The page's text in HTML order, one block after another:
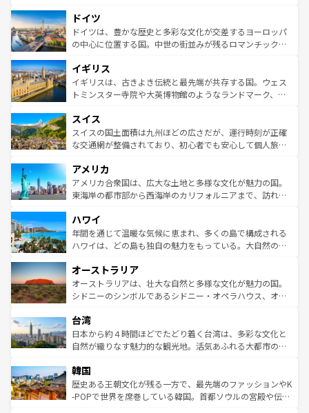
せる。地方によって風土や気候が異なるスペインはその個
性で訪れる人を魅了する。 なお、新着のスペイン情報は コ
ンテンツ一覧を参照してほしい。
で、幅広い魅力が詰まっている。華麗な宮殿、歴史的な大
聖堂、美しいビーチ、そして豊かな自然が、訪れる者を心
から魅了する。また、フランスは美食の国としても知ら
いる。シャンパンの発祥地であるランス、プロヴァンスの
香り高いラベンダー畑など、多彩な楽しみ方が可能だ。さ
らに、パリ以外の地域にも魅力が溢れており、どの街角に
れる地方に足を運ぶとそれぞれで全く異なる文化を体験で
きるだろう。 なお、新着のフランス情報はコンテンツ一覧
を参照してほしい。
ドイツ
ドイツは、豊かな歴史と多彩な文化が交差するヨーロッパ
の中心に位置する国。中世の街並みが残るロマンチック街
顔を持つこの国は、どこを歩いても飽きることがない。ベ
ルリンの文化的活気、バイエルン州のアルプスの絶景、そ
してライン川沿いのワイン畑といった風景は必見。ビール
は、お酒好きな人にはぜひ体験してほしい。 なお、新着の
ドイツ情報はコンテンツ一覧を参照してほしい。
イギリス
イギリスは、古きよき伝統と最先端が共存する国。ウェス
トミンスター寺院や大英博物館のようなランドマーク、歴
リアごとに異なる魅力がある。また、優雅なアフタヌーン
ティー、ビール好きにはたまらない英国パブ、サッカー観
戦など、本場だからこそできる体験も豊富。イギリスを旅
ンツ一覧を参照してほしい。
スイス
スイスの国土面積は九州ほどの広さだが、運行時刻が正確
な交通網が整備されており、初心者でも安心して個人旅行
の建物がそのまま残る町や、スイスならではのユニークな
博物館もあり、アルプス観光だけでなく町歩きも満喫する
ことができる。国民の所得が高いため物価も高いが、旅行
ば市内交通費無料で観光を楽しむこともできる。 なお、新
着のスイス情報はコンテンツ一覧 を参照してほしい。
アメリカ
アメリカ合衆国は、広大な土地と多様な文化が魅力の国。
東海岸の都市部から西海岸のカリフォルニアまで、訪れる
のような巨大都市は、観光、ショッピング、エンターテイ
ンメントが詰まった刺激的なスポットだ。一方、アメリカ
西部には大自然が広がり、グランドキャニオンやイエロー
部のニューオーリンズでは、音楽と美食が融合した独特の
文化が魅力。旅行者はアメリカの各地域で異なる魅力を楽
しみながら、その多様性と豊かな歴史を感じることができ
ならではの贅沢な旅のスタイルだ。 なお、新着のアメリカ
情報はコンテンツ一覧を参照してほしい。
ハワイ
年間を通じて温暖な気候に恵まれ、多くの島で構成される
ハワイは、どの島も独自の魅力をもっている。大自然の神
ワイ島は見逃せない。また、定番の観光地といえばオアフ
島だが、静かな自然を求めるならマウイ島やカウアイ島が
おすすめ。エメラルドグリーンに輝く海をはじめ、豊かな
れるおもてなしの心で訪れる人々を迎えてくれるハワイの
人々、おいしいローカルフードやハワイアンミュージッ
ク、伝統的なフラダンスなど、すべてがハワイの魅力を彩
ワイを、存分に味わってほしい。 なお、新着のハワイ情報
はコンテンツ一覧を参照してほしい。
オーストラリア
オーストラリアは、壮大な自然と多様な文化が魅力の国。
シドニーのシンボルであるシドニー・オペラハウス、オー
リアリーフや大陸中央部にそびえるウルル（エアーズロッ
ク）、タスマニアの美しい原生林やケアンズの熱帯雨林な
ど、見どころがたくさん。また、カフェやワイン、オージ
いる。アクティビティも充実しており、サーフィンやダイ
ビング、ハイキングなど、アウトドア好きにはたまらな
い。オーストラリアの多彩な魅力を存分に味わいつくそ
台湾
日本から約４時間ほどでたどり着く台湾は、多彩な文化と
自然が織りなす魅力的な観光地。活気あふれる大都市の台
ン）、静ひつな山岳地帯である台湾東部など、都市の喧騒
と山間の静けさが共存しており、訪れる人に新しい発見と
驚きをもたらしてくれる。また、奥深い台湾の食文化も魅
韓国
歴史ある王朝文化が残る一方で、最先端のファッションやK
-POPで世界を席巻している韓国。首都ソウルの宮殿や伝統